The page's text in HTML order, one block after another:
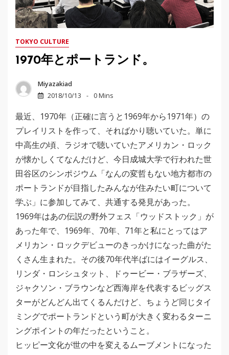
TOKYO CULTURE
1970年とポートランド。
Miyazakiad
2018/10/13
0 Mins
最近、1970年（正確に言うと1969年から1971年）の
プレイリストを作って、そればかり聴いていた。単に
中高生の頃、ラジオで聴いていたアメリカン・ロック
が懐かしくてなんだけど、今日成城大学で行われた世
田谷区のシンポジウム「なんの変哲もない地方都市の
ポートランドが目指したみんなが住みたい町について
学ぶ」に参加してみて、共通する発見があった。
1969年はあの伝説の野外フェス「ウッドストック」が
あった年で、1969年、70年、71年と私にとってはア
メリカン・ロックデビューのきっかけになった曲がた
くさん生まれた。その後70年代半ばにはイーグルス、
リンダ・ロンシュタット、ドゥービー・ブラザーズ、
ジャクソン・ブラウンなど西海岸を代表するビッグス
ターがどんどん出てくるんだけど、ちょうど同じタイ
ミングでポートランドという町が大きく変わるターニ
ングポイントの年だったということ。
ヒッピー文化が世の中を変えるムーブメントになった